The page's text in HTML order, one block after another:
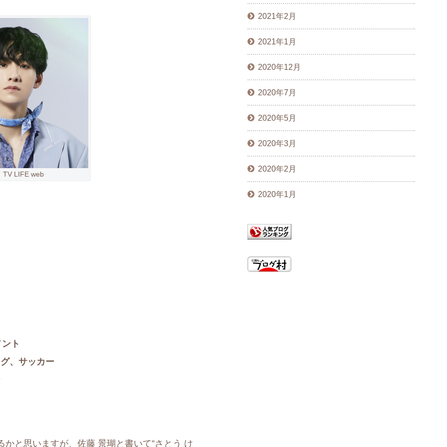
TV LIFE web
ト
、サッカー
と思いますが、佐藤 景瑚と書いて”さとう け
2021年2月
2021年1月
2020年12月
2020年7月
2020年5月
2020年3月
2020年2月
2020年1月